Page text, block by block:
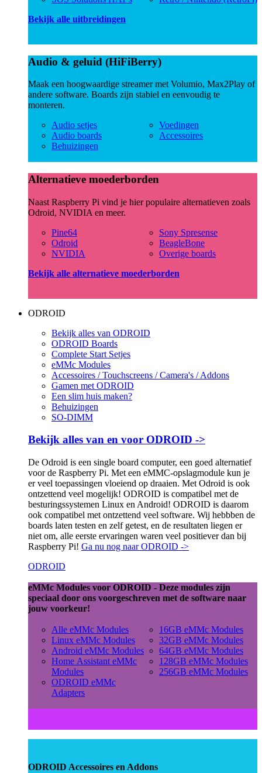
Bekijk alle uitbreidingen
Audio & geluid (HiFiBerry)
Maak een hoogwaardige streamer met Volumio, Max2Play of
andere software. Boards zijn stabiel en eenvoudig te
monteren.
Audio setjes
Audio boards
Behuizingen
Voedingen
Accessoires
Alternatieve moederborden
Naast Raspberry Pi vind je hier populaire alternatieven zoals
Odroid, NVIDIA en meer.
Pine64
Odroid
NVIDIA
Sony Spresense
BeagleBone
Overige boards
Bekijk alle alternatieve moederborden
ODROID
Bekijk alles van ODROID
ODROID Boards
Complete Start Setjes
eMMc Modules
Accessoires / Touchscreens / Camera's / Addons
Gamen met ODROID
Een slim huis maken?
Behuizingen
SO-DIMM
Bekijk alles van en voor ODROID ->
De Odroid is een single board computer, een goed alternatief
voor de Raspberry Pi. Met een eMMC-opslagmodule kun je
er veel toepassingen vloeiend op draaien. Met Odroid is ook
ontzettend veel mogelijk! ODROID is compatibel met de
besturingssystemen Linux en Android! ODROID is daarom
ook compatibel met ontzettend veel software. Wij hebbben de
boards laten testen en zelf getest, en de resultaten liegen er
niet om, alle eerste ervaringen waren veel positiever dan bij
Raspberry Pi! Ga nu nog naar ODROID ->
ODROID
eMMc Modules voor ODROID - Deze modules zijn
speciaal door ons voorgeschreven met de software naar
jouw voorkeur!
Alle eMMc Modules
Linux eMMc Modules
Android eMMc Modules
Home Assistant eMMc
Modules
ODROID eMMc
Adapters
16GB eMMc Modules
32GB eMMc Modules
64GB eMMc Modules
128GB eMMc Modules
256GB eMMc Modules
ODROID Accessoires en Addons